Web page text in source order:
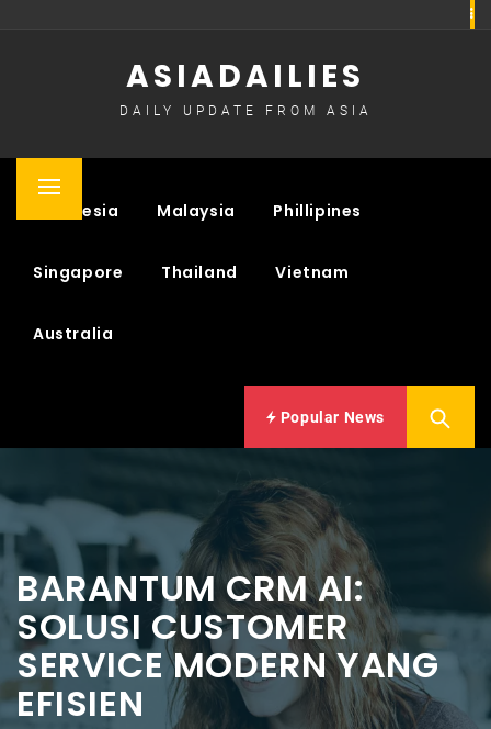
ASIADAILIES
DAILY UPDATE FROM ASIA
Primary
Indonesia Malaysia Phillipines
Singapore Thailand Vietnam
Australia
Popular News
BARANTUM CRM AI:
SOLUSI CUSTOMER
SERVICE MODERN YANG
EFISIEN